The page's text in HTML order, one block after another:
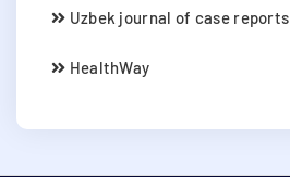
Uzbek journal of case reports
HealthWay